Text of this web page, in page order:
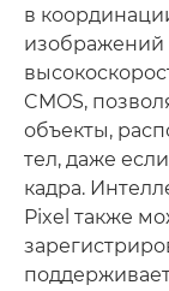
в
изображений
CMOS,
объекты,
тел, даже
кадра.
Pixel также